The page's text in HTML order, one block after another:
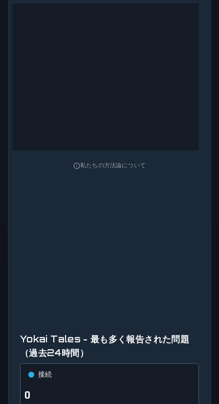
私たちの方法論について
Yokai Tales - 最も多く報告された問題
（過去24時間）
接続
0